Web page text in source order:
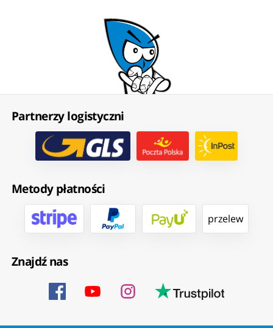
Partnerzy logistyczni
Metody płatności
przelew
Znajdź nas